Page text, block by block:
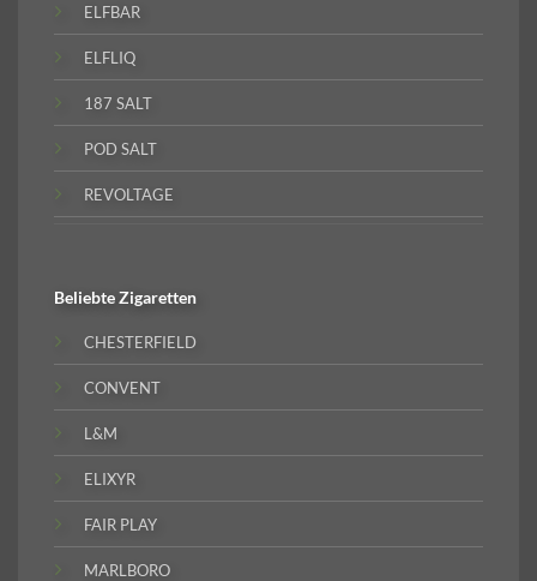
ELFBAR
ELFLIQ
187 SALT
POD SALT
REVOLTAGE
BeliebteZigaretten
CHESTERFIELD
CONVENT
L&M
ELIXYR
FAIR PLAY
MARLBORO